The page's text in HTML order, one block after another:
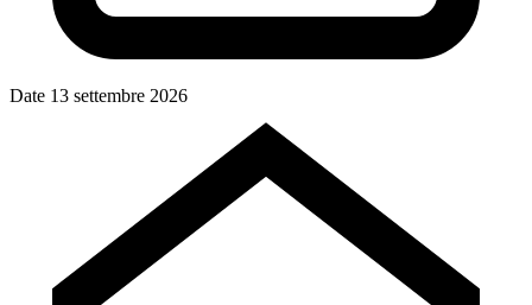
Date 13 settembre 2026